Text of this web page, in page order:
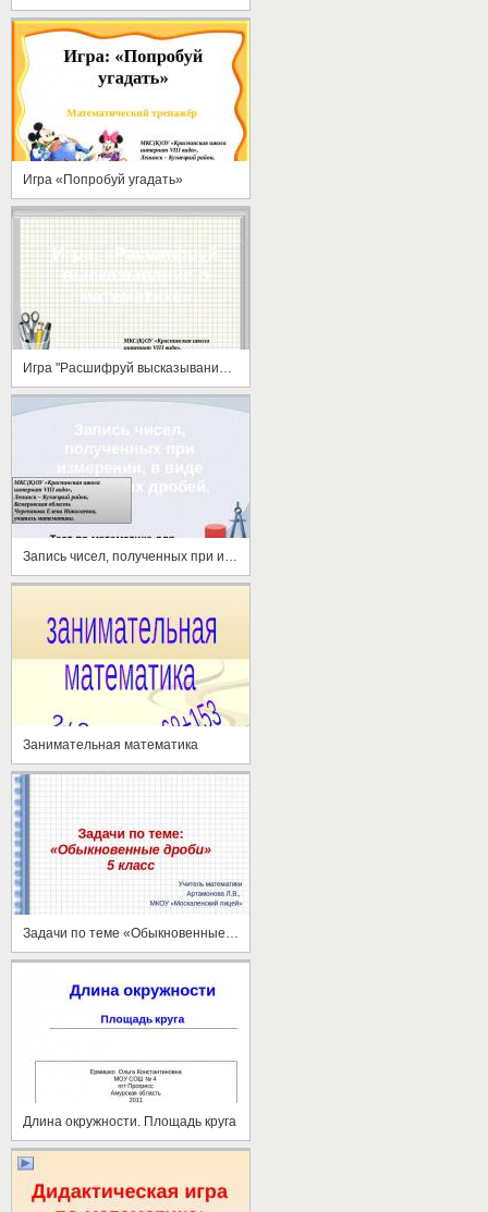
Игра «Попробуй угадать»
Занимательная математика
Длина окружности. Площадь круга